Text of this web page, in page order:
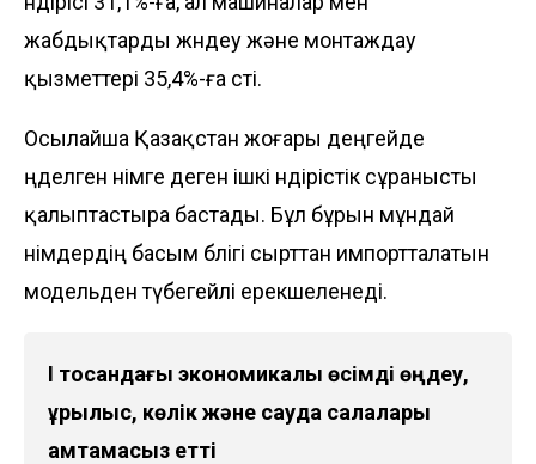
жабдықтарды жөндеу және монтаждау
қызметтері 35,4%-ға өсті.
Осылайша Қазақстан жоғары деңгейде
өңделген өнімге деген ішкі өндірістік сұранысты
қалыптастыра бастады. Бұл бұрын мұндай
өнімдердің басым бөлігі сырттан импортталатын
модельден түбегейлі ерекшеленеді.
І тоқсандағы экономикалық өсімді өңдеу,
құрылыс, көлік және сауда салалары
қамтамасыз етті